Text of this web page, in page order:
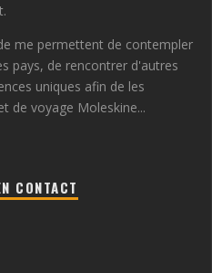
me permettent de contempler
pays, de rencontrer d'autres
uniques afin de les
de voyage Moleskine...
CONTACT